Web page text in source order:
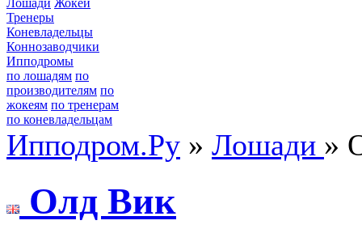
Лошади Жокеи
Тренеры
Коневладельцы
Коннозаводчики
Ипподромы
по лошадям по
производителям по
жокеям по тренерам
по коневладельцам
Ипподром.Ру » Лошади »
Oлд Вик